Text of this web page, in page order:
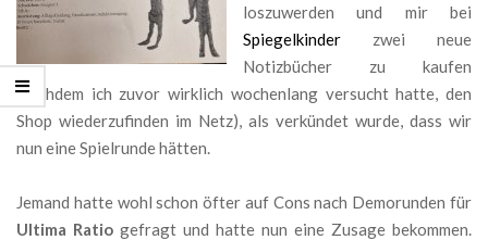
loszuwerden und mir bei
Spiegelkinder zwei neue
Notizbücher zu kaufen
(nachdem ich zuvor wirklich wochenlang versucht hatte, den
Shop wiederzufinden im Netz), als verkündet wurde, dass wir
nun eine Spielrunde hätten.
Jemand hatte wohl schon öfter auf Cons nach Demorunden für
Ultima Ratio gefragt und hatte nun eine Zusage bekommen.